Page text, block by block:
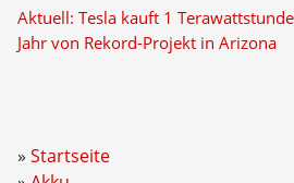
Aktuell: Tesla kauft 1
Jahr von Rekord-Projekt in Arizona
Startseite